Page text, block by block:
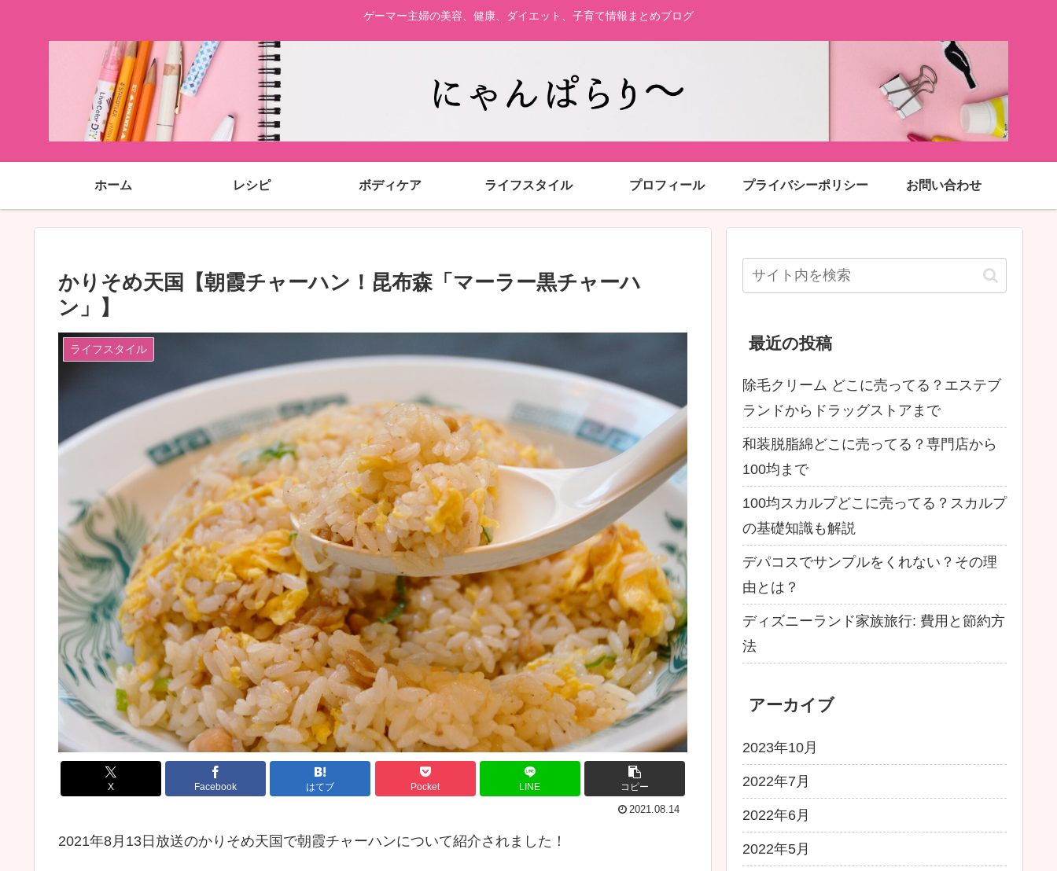
ゲーマー主婦の美容、健康、ダイエット、子育て情報まとめブログ
ホーム レシピ ボディケア ライフスタイル プロフィール プライバシーポリシー お問い合わせ
かりそめ天国【朝霞チャーハン！昆布森「マーラー黒チャーハ
ン」】
ライフスタイル
X Facebook はてブ Pocket LINE コピー
2021.08.14
2021年8月13日放送のかりそめ天国で朝霞チャーハンについて紹介されました！
最近の投稿
除毛クリーム どこに売ってる？エステブ
ランドからドラッグストアまで
和装脱脂綿どこに売ってる？専門店から
100均まで
100均スカルプどこに売ってる？スカルプ
の基礎知識も解説
デパコスでサンプルをくれない？その理
由とは？
ディズニーランド家族旅行: 費用と節約方
法
アーカイブ
2023年10月
2022年7月
2022年6月
2022年5月